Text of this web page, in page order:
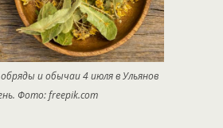
и обычаи 4 июля в Ульянов
Фото: freepik.com